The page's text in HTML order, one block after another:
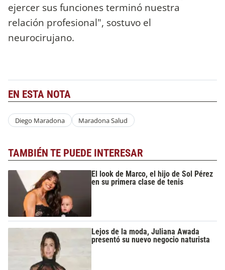
ejercer sus funciones terminó nuestra
relación profesional", sostuvo el
neurocirujano.
EN ESTA NOTA
Diego Maradona Maradona Salud
TAMBIÉN TE PUEDE INTERESAR
El look de Marco, el hijo de Sol Pérez
en su primera clase de tenis
Lejos de la moda, Juliana Awada
presentó su nuevo negocio naturista